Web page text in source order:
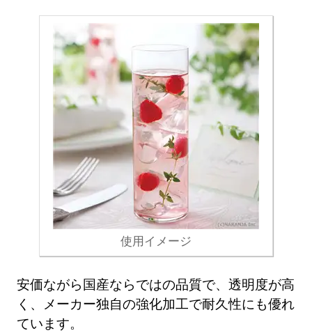
使用イメージ
安価ながら国産ならではの品質で、透明度が高
く、メーカー独自の強化加工で耐久性にも優れ
ています。